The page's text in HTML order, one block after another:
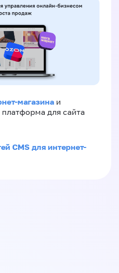
магазина и
для сайта
CMS для интернет-